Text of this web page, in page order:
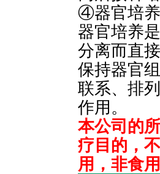
④器官培养
器官培养
分离而直
保持器官
联系、排
作用。
本公司的
疗目的，
用，非食用